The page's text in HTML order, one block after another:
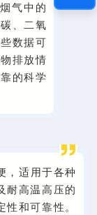
气中的
、二氧
数据可
排放情
的科学
，适用于各种
耐高温高压的
和可靠性。